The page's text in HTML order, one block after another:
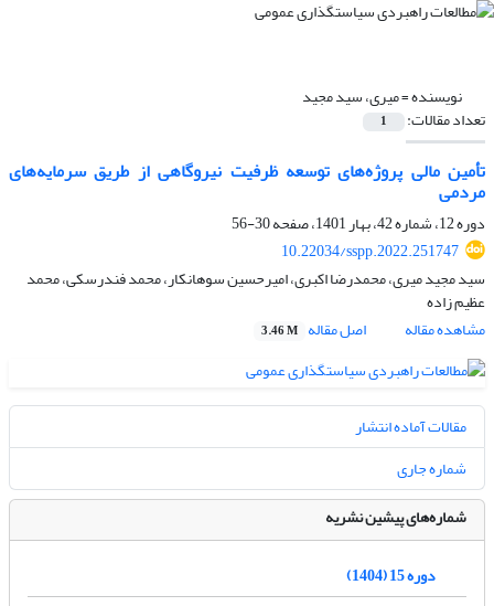
نویسنده =میری، سید مجید
تعداد مقالات: 1
تأمین مالی پروژه‌های توسعه ظرفیت نیروگاهی از طریق سرمایه‌های
مردمی
دوره 12، شماره 42، بهار 1401، صفحه
30-56
10.22034/sspp.2022.251747
سید مجید میری، محمدرضا اکبری، امیرحسین سوهانکار، محمد فندرسکی، محمد
عظیم زاده
مشاهده مقاله
اصل مقاله 3.46 M
مقالات آماده انتشار
شماره جاری
شماره‌های پیشین نشریه
دوره 15 (1404)